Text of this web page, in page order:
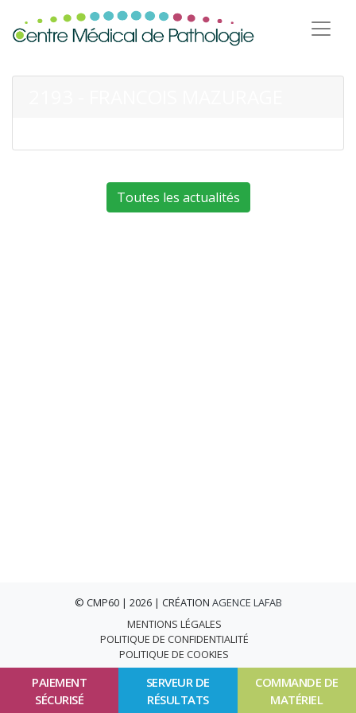
PAIEMENT
SÉCURISÉ
SERVEUR DE
RÉSULTATS
COMMANDE DE
MATÉRIEL
Toutes les actualités
© CMP60 | 2026 | CRÉATION AGENCE LAFAB
MENTIONS LÉGALES
POLITIQUE DE CONFIDENTIALITÉ
POLITIQUE DE COOKIES